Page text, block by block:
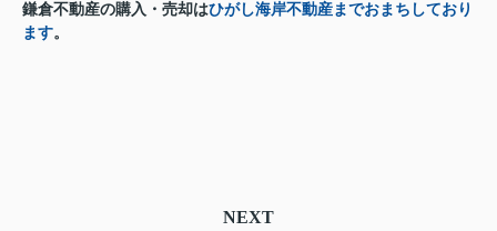
鎌倉不動産の購入・売却はひがし海岸不動産までおまちしており
ます。
NEXT